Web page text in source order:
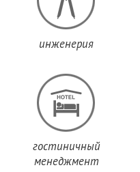
инженерия
гостиничный
менеджмент